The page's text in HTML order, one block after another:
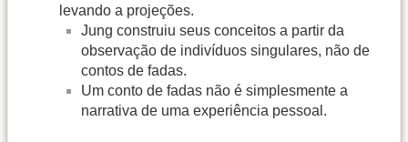
levando a projeções.
Jung construiu seus conceitos a partir da
observação de indivíduos singulares, não de
contos de fadas.
Um conto de fadas não é simplesmente a
narrativa de uma experiência pessoal.